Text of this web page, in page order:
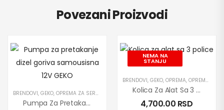
Povezani Proizvodi
BRENDOVI, GEKO, OPREMA ZA SERVISE PRETAKANJE DIZEL GORIVA, PROIZVODI
Pumpa Za Pretakanje Dizel Goriva Samousisna 12V GEKO
NEMA NA
STANJU
BRENDOVI, GEKO, OPREMA, OPREMA ZA SERVISE
Kolica Za Alat Sa 3 Police GEKO
4,700.00 RSD